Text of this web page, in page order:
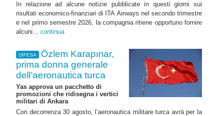
In relazione ad alcune notizie pubblicate in questi giorni sui
risultati economico-finanziari di ITA Airways nel secondo trimestre
e nel primo semestre 2026, la compagnia ritiene opportuno fornire
alcuni... continua
DIFESA
Özlem Karapınar,
prima donna generale
dell’aeronautica turca
Yas approva un pacchetto di
promozioni che ridisegna i vertici
militari di Ankara
Con decorrenza 30 agosto, l’aeronautica militare turca avrà per la